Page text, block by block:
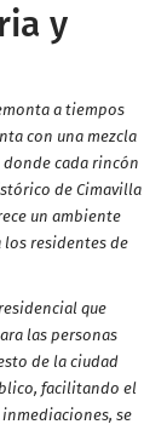
y
a tiempos
con una mezcla
cada rincón
de Cimavilla
un ambiente
residentes de
que
las personas
de la ciudad
facilitando el
se